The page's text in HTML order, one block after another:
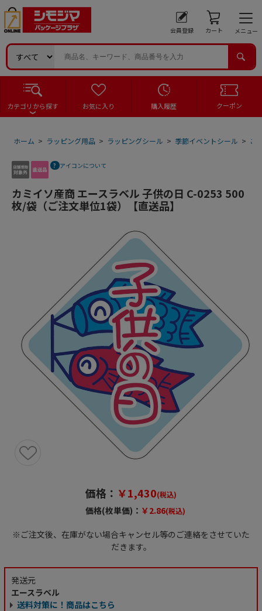
会員登録 カート メニュー
カテゴリから探す お気に入り 購入履歴 クーポン
ホーム > ラッピング用品 > ラッピングシール > 季節イベントシール > こ
アイコンについて
カミイソ産商 エースラベル 子供の日 C-0253 500
枚/袋（ご注文単位1袋）【直送品】
価格： ￥1,430(税込)
価格(枚単価)： ￥2.86(税込)
※ご注文後、在庫がない場合キャンセル等のご連絡をさせていた
だきます。
発送元
エースラベル
送料対策に！商品はこちら